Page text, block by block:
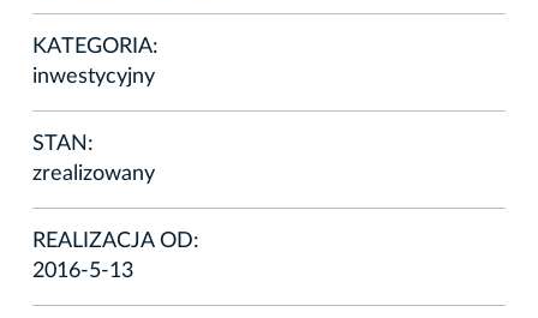
KATEGORIA:
inwestycyjny
STAN:
zrealizowany
REALIZACJA OD:
2016-5-13